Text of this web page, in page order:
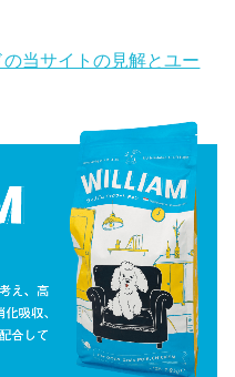
当サイトの見解とユー